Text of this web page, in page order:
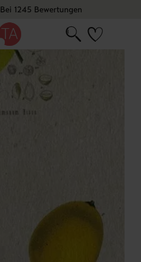
Bei 1245 Bewertungen